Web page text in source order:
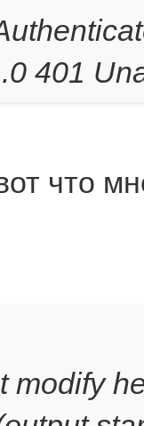
401
что
modify